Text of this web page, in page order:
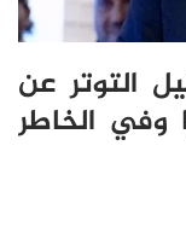
التوتر عن
وفي الخاطر